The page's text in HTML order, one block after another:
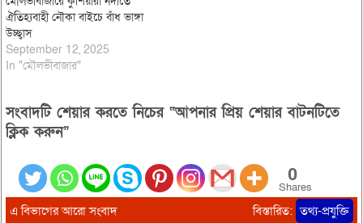
ঐতিহ্যবাহী নৌকা বাইচে বাঁধ ভাঙ্গা
উচ্ছ্বাস
September 12, 2025
In "মৌলভীবাজার"
সংবাদটি শেয়ার করতে নিচের “আপনার প্রিয় শেয়ার বাটনটিতে
ক্লিক করুন”
0
Shares
এ বিভাগের আরো সংবাদ বিস্তারিত: তথ্য-প্রযুক্তি